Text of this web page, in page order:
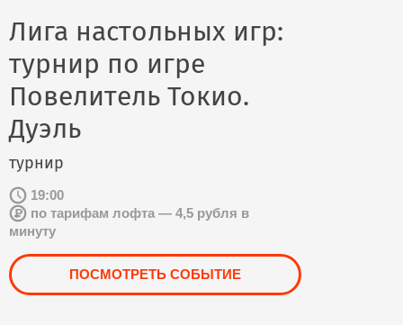
Лига настольных игр:
турнир по игре
Повелитель Токио.
Дуэль
турнир
19:00
по тарифам лофта — 4,5 рубля в
минуту
ПОСМОТРЕТЬ СОБЫТИЕ